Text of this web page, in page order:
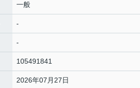
一般
-
-
105491841
2026年07月27日